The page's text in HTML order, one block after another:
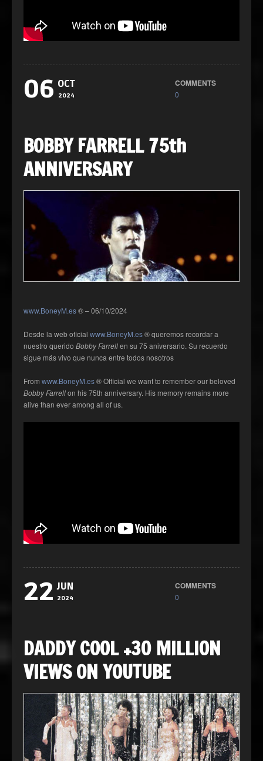
06 OCT
2024
COMMENTS
0
BOBBY FARRELL 75th
ANNIVERSARY
www.BoneyM.es® – 06/10/2024
Desde la web oficial www.BoneyM.es® queremos recordar a
nuestro querido Bobby Farrellen su 75 aniversario. Su recuerdo
sigue más vivo que nunca entre todos nosotros
From www.BoneyM.es® Official we want to remember our beloved
Bobby Farrellon his 75th anniversary. His memory remains more
alive than ever among all of us.
22 JUN
2024
COMMENTS
0
DADDY COOL +30 MILLION
VIEWS ON YOUTUBE